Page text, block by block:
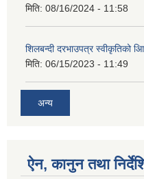
मिति: 08/16/2024 - 11:58
शिलबन्दी दरभाउपत्र स्वीकृतिको
मिति: 06/15/2023 - 11:49
अन्य
ऐन, कानुन तथा